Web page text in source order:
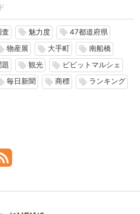
local_offer 魅力度 local_offer 47都道府県
物産展 local_offer 大手町 local_offer 南船橋
local_offer 観光 local_offer ビビットマルシェ
毎日新聞 local_offer 商標 local_offer ランキング